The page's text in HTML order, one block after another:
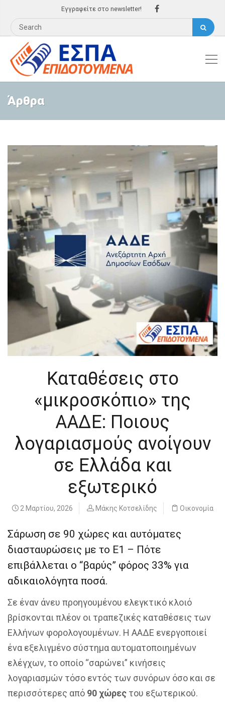
Εγγραφείτε στο newsletter!
Άρθρα
Καταθέσεις στο
«μικροσκόπιο» της
ΑΑΔΕ: Ποιους
λογαριασμούς ανοίγουν
σε Ελλάδα και
εξωτερικό
2 Μαρτίου, 2026 Μάκης Κοτσελίδης Οικονομία
Σάρωση σε 90 χώρες και αυτόματες
διασταυρώσεις με το Ε1 – Πότε
επιβάλλεται ο “βαρύς” φόρος 33% για
αδικαιολόγητα ποσά.
Σε έναν άνευ προηγουμένου ελεγκτικό κλοιό
βρίσκονται πλέον οι τραπεζικές καταθέσεις των
Ελλήνων φορολογουμένων. Η ΑΑΔΕ ενεργοποιεί
ένα εξελιγμένο σύστημα αυτοματοποιημένων
ελέγχων, το οποίο “σαρώνει” κινήσεις
λογαριασμών τόσο εντός των συνόρων όσο και σε
περισσότερες από 90 χώρες του εξωτερικού.